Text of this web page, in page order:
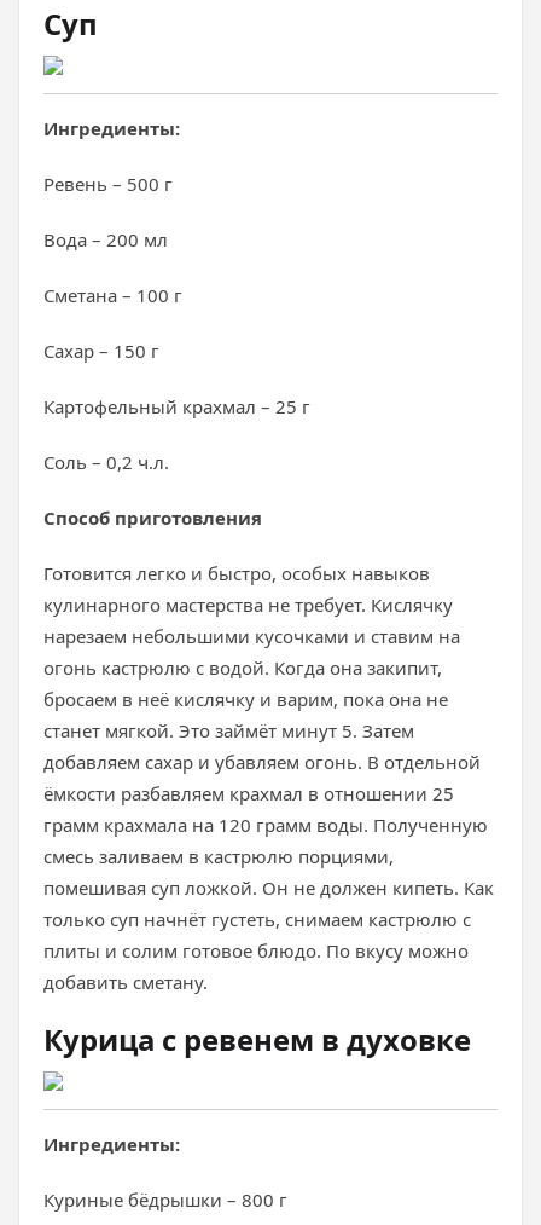
Суп
Ингредиенты:
Ревень – 500 г
Вода – 200 мл
Сметана – 100 г
Сахар – 150 г
Картофельный крахмал – 25 г
Соль – 0,2 ч.л.
Способ приготовления
Готовится легко и быстро, особых навыков
кулинарного мастерства не требует. Кислячку
нарезаем небольшими кусочками и ставим на
огонь кастрюлю с водой. Когда она закипит,
бросаем в неё кислячку и варим, пока она не
станет мягкой. Это займёт минут 5. Затем
добавляем сахар и убавляем огонь. В отдельной
ёмкости разбавляем крахмал в отношении 25
грамм крахмала на 120 грамм воды. Полученную
смесь заливаем в кастрюлю порциями,
помешивая суп ложкой. Он не должен кипеть. Как
только суп начнёт густеть, снимаем кастрюлю с
плиты и солим готовое блюдо. По вкусу можно
добавить сметану.
Курица с ревенем в духовке
Ингредиенты:
Куриные бёдрышки – 800 г